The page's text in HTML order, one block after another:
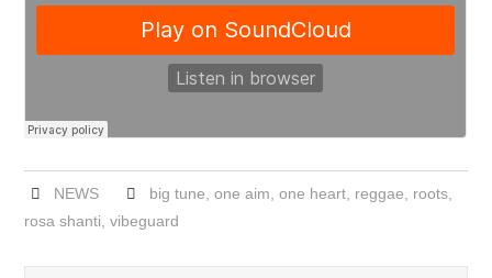
NEWS big tune one aim one heart, reggae roots,
rosa shanti ,vibeguard